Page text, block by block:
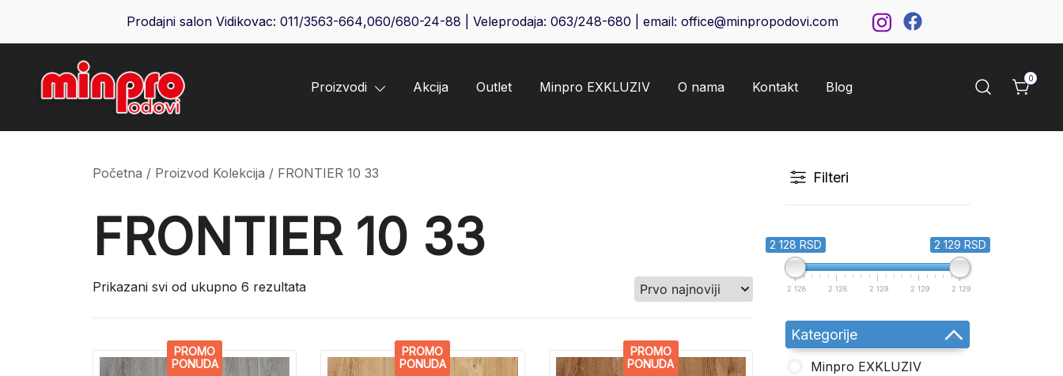
Prodajni salon Vidikovac: 011/3563-664,060/680-24-88 | Veleprodaja: 063/248-680 | email: office@minpropodovi.com
Minpro podovi
Proizvodi Akcija Outlet Minpro EXKLUZIV O nama Kontakt Blog
0
Početna / Proizvod Kolekcija / FRONTIER 10 33
FRONTIER 10 33
Prikazani svi od ukupno 6 rezultata
PROMO
PONUDA
PROMO
PONUDA
PROMO
PONUDA
Filteri
2 128 RSD 2 129 RSD
2 128 2 128 2 129 2 129 2 129
Kategorije
Minpro EXKLUZIV